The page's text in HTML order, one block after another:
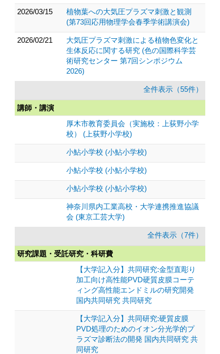
2026/03/15
植物葉への大気圧プラズマ刺激と観測
(第73回応用物理学会春季学術講演会)
2026/02/21
大気圧プラズマ刺激による植物色変化と
生体反応に関する研究 (色の国際科学芸
術研究センター 第7回シンポジウム
2026)
全件表示（55件）
講師・講演
厚木市教育委員会（実施校：上荻野小学
校） (上荻野小学校)
小鮎小学校 (小鮎小学校)
小鮎小学校 (小鮎小学校)
小鮎小学校 (小鮎小学校)
神奈川県内工業高校・大学連携推進協議
会 (東京工芸大学)
全件表示（7件）
研究課題・受託研究・科研費
【大学記入分】共同研究:金型直彫り
加工向け高性能PVD硬質皮膜コーテ
ィング高性能エンドミルの研究開発
国内共同研究 共同研究
【大学記入分】共同研究:硬質皮膜
PVD処理のためのイオン分光学的プ
ラズマ診断法の開発 国内共同研究 共
同研究